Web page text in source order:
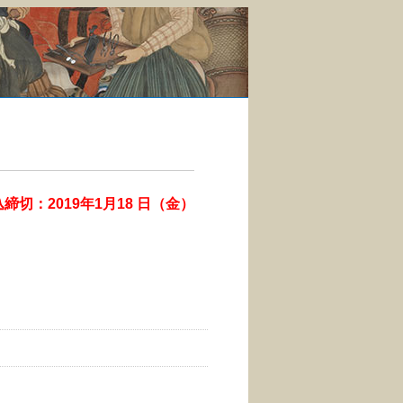
締切：2019年1月18 日（金）